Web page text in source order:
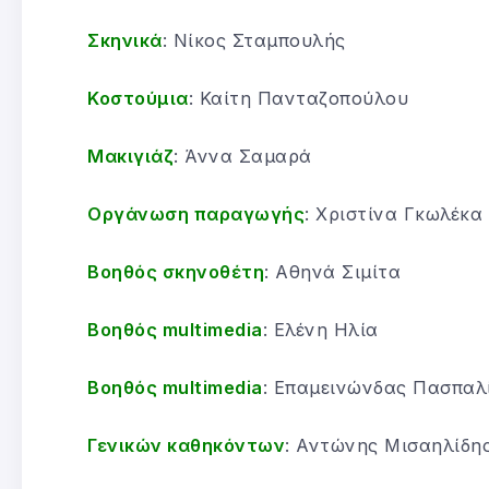
Σκηνικά: Νίκος Σταμπουλής
Κοστούμια: Καίτη Πανταζοπούλου
Μακιγιάζ: Άννα Σαμαρά
Οργάνωση παραγωγής: Χριστίνα Γκωλέκα
Βοηθός σκηνοθέτη: Αθηνά Σιμίτα
Βοηθός multimedia: Ελένη Ηλία
Βοηθός multimedia: Επαμεινώνδας
Γενικών καθηκόντων: Αντώνης